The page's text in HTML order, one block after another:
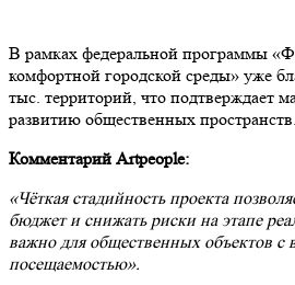
В рамках федеральной программы
комфортной городской среды» уже
тыс. территорий, что подтверждает
развитию общественных пространств.
Комментарий Artpeople:
«Чёткая стадийность проекта
бюджет и снижать риски на этапе
важно для общественных объектов с
посещаемостью».